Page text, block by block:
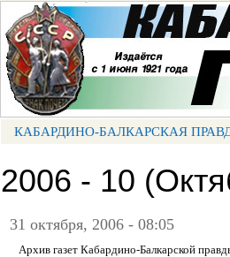
Портал СМИ КБР
МЕНЮ КБП
КАБАРДИНО-БАЛКАРСКАЯ
2006 - 10
31 октября, 2006 - 08:05
Архив газет Кабардино-Балкарской